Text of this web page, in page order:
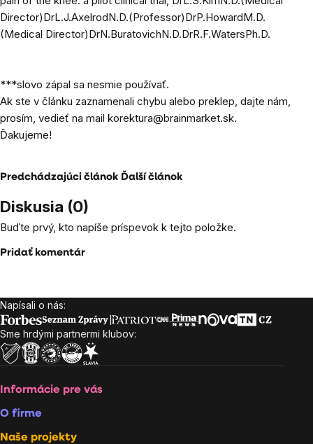
Director)DrL.J.AxelrodN.D.(Professor)DrP.HowardM.D.
(Medical Director)DrN.BuratovichN.D.DrR.F.WatersPh.D.
***slovo zápal sa nesmie používať.
Ak ste v článku zaznamenali chybu alebo preklep, dajte nám,
prosím, vedieť na mail korektura@brainmarket.sk.
Ďakujeme!
Predchádzajúci článok Ďalší článok
Diskusia (0)
Buďte prvý, kto napíše príspevok k tejto položke.
Pridať komentár
Zápätie
Napísali o nás:
Sme hrdými partnermi klubov:
Informácie pre vás
O firme
Naše projekty